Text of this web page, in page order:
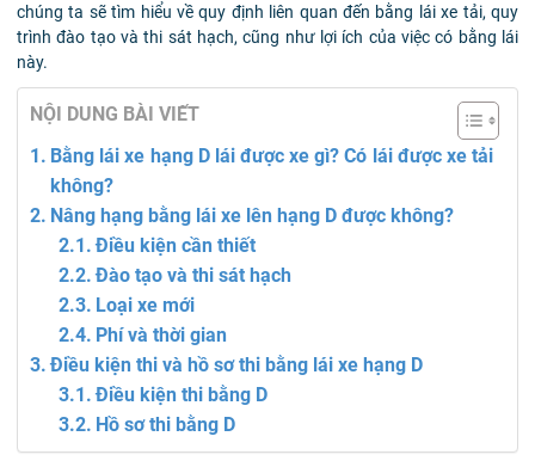
chúng ta sẽ tìm hiểu về quy định liên quan đến bằng lái xe tải, quy
trình đào tạo và thi sát hạch, cũng như lợi ích của việc có bằng lái
này.
NỘI DUNG BÀI VIẾT
Bằng lái xe hạng D lái được xe gì? Có lái được xe tải
không?
Nâng hạng bằng lái xe lên hạng D được không?
Điều kiện cần thiết
Đào tạo và thi sát hạch
Loại xe mới
Phí và thời gian
Điều kiện thi và hồ sơ thi bằng lái xe hạng D
Điều kiện thi bằng D
Hồ sơ thi bằng D